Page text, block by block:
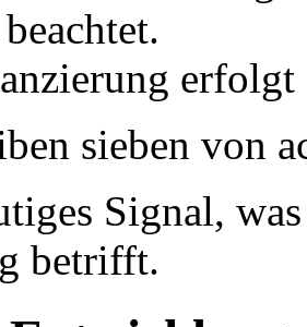
sieben von
Signal,
betrifft.